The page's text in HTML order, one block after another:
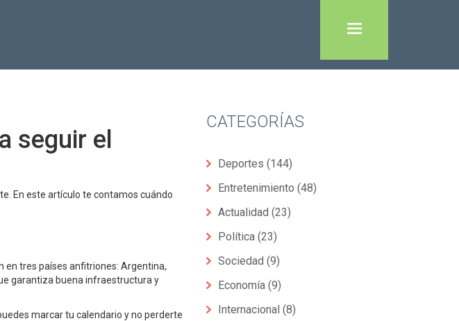
seguir el
En este artículo te contamos cuándo
en tres países anfitriones: Argentina,
garantiza buena infraestructura y
marcar tu calendario y no perderte
CATEGORÍAS
Deportes (144)
Entretenimiento (48)
Actualidad (23)
Política (23)
Sociedad (9)
Economía (9)
Internacional (8)